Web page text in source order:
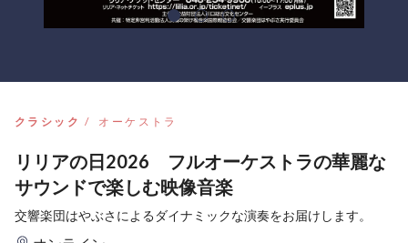
クラシック オーケストラ
リリアの日2026 フルオーケストラの華麗な
サウンドで楽しむ映像音楽
交響楽団はやぶさによるダイナミックな演奏をお届けします。